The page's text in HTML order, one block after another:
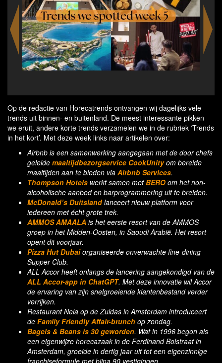
Op de redactie van Horecatrends ontvangen wij dagelijks vele
trends uit binnen- en buitenland. De meest interessante pikken
we eruit, andere korte trends verzamelen we in de rubriek ‘Trends
in het kort’. Met deze week links naar artikelen over:
Airbnb is een samenwerking aangegaan met de door chefs
geleide maaltijdbezorgservice CookUnityom bereide
maaltijden aan te bieden via Airbnb Services.
Thompson Hotels werkt samen metBERO om het non-
alcoholische aanbod en barprogrammering uit te breiden.
McDonald’s Duitslandlanceert nieuw platform voor
iedereen met écht grote trek.
AMMOS AMAALA is het eerste resort van de AMMOS
groep in het Midden-Oosten, in Saoudi Arabië. Het resort
opent dit voorjaar.
Pizza Hut Dubaiorganiseerde onverwachte fine-dining
Supper Club.
ALL Accor heeft onlangs de lancering aangekondigd van de
ALL Accor-app in ChatGPT. Met deze innovatie wil Accor
de ervaring van zijn snelgroeiende klantenbestand verder
verrijken.
Restaurant Nela op de Zuidas in Amsterdam introduceert
de Family Friendly Affair-brunch op zondag.
Bagels & Beans is 30 geworden. Wat in 1996 begon als
een eigenwijze horecazaak in de Ferdinand Bolstraat in
Amsterdam, groeide in dertig jaar uit tot een eigenzinnige